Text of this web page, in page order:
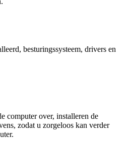
besturingssysteem, drivers en
computer over, installeren de
zodat u zorgeloos kan verder